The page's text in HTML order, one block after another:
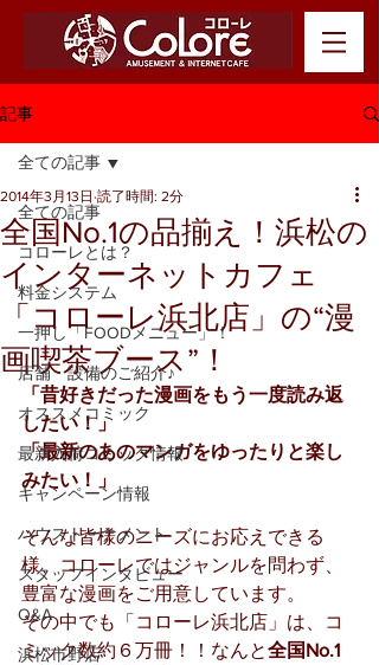
記事
全ての記事
コローレとは？
料金システム
一押し「FOODメニュー」！
店舗・設備のご紹介♪
オススメコミック
最新入荷コミック情報
キャンペーン情報
ハウストーナメント
スタッフインタビュー
Q&A
浜松市野店
全ての記事
全国No.1の品揃え！浜松の
インターネットカフェ
「コローレ浜北店」の“漫
画喫茶ブース”！
2014年3月13日 読了時間: 2分
「昔好きだった漫画をもう一度読み返
したい！」
「最新のあのマンガをゆったりと楽し
みたい！」
そんな皆様のニーズにお応えできる
様、コローレではジャンルを問わず、
豊富な漫画をご用意しています。
その中でも「コローレ浜北店」は、コ
ミック数約６万冊！！なんと全国No.1